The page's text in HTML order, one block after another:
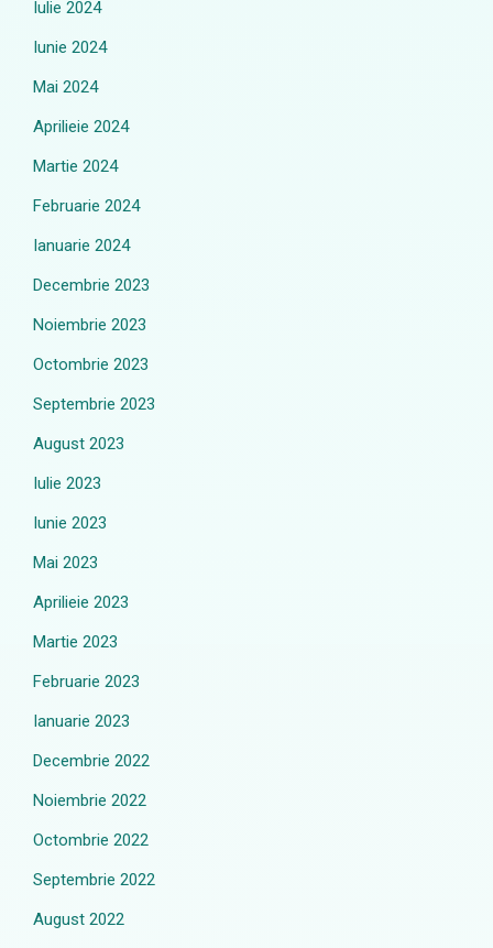
Iulie 2024
Iunie 2024
Mai 2024
Aprilieie 2024
Martie 2024
Februarie 2024
Ianuarie 2024
Decembrie 2023
Noiembrie 2023
Octombrie 2023
Septembrie 2023
August 2023
Iulie 2023
Iunie 2023
Mai 2023
Aprilieie 2023
Martie 2023
Februarie 2023
Ianuarie 2023
Decembrie 2022
Noiembrie 2022
Octombrie 2022
Septembrie 2022
August 2022